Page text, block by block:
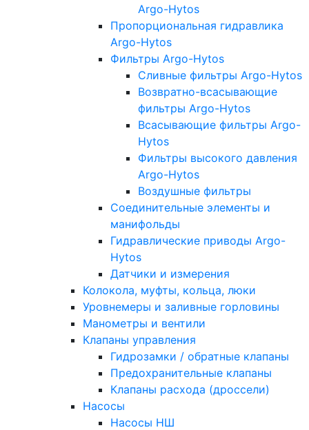
Argo-Hytos
Пропорциональная гидравлика
Argo-Hytos
Фильтры Argo-Hytos
Сливные фильтры Argo-Hytos
Возвратно-всасывающие
фильтры Argo-Hytos
Всасывающие фильтры Argo-
Hytos
Фильтры высокого давления
Argo-Hytos
Воздушные фильтры
Соединительные элементы и
манифольды
Гидравлические приводы Argo-
Hytos
Датчики и измерения
Колокола, муфты, кольца, люки
Уровнемеры и заливные горловины
Манометры и вентили
Клапаны управления
Гидрозамки / обратные клапаны
Предохранительные клапаны
Клапаны расхода (дроссели)
Насосы
Насосы НШ